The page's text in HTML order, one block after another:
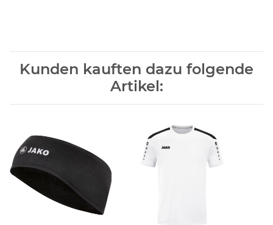
Kunden kauften dazu folgende
Artikel: